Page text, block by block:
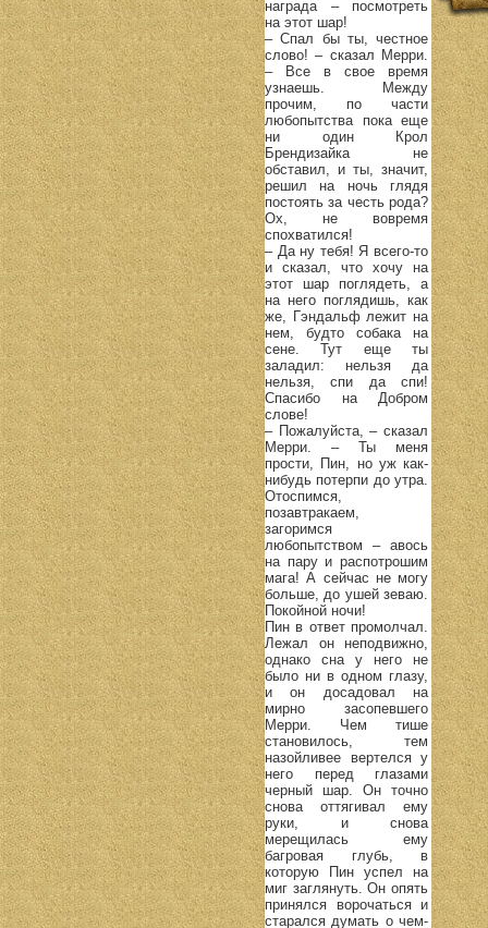
награда – посмотреть
на этот шар!
– Спал бы ты, честное
слово! – сказал Мерри.
– Все в свое время
узнаешь. Между
прочим, по части
любопытства пока еще
ни один Крол
Брендизайка не
обставил, и ты, значит,
решил на ночь глядя
постоять за честь рода?
Ох, не вовремя
спохватился!
– Да ну тебя! Я всего-то
и сказал, что хочу на
этот шар поглядеть, а
на него поглядишь, как
же, Гэндальф лежит на
нем, будто собака на
сене. Тут еще ты
заладил: нельзя да
нельзя, спи да спи!
Спасибо на Добром
слове!
– Пожалуйста, – сказал
Мерри. – Ты меня
прости, Пин, но уж как-
нибудь потерпи до утра.
Отоспимся,
позавтракаем,
загоримся
любопытством – авось
на пару и распотрошим
мага! А сейчас не могу
больше, до ушей зеваю.
Покойной ночи!
Пин в ответ промолчал.
Лежал он неподвижно,
однако сна у него не
было ни в одном глазу,
и он досадовал на
мирно засопевшего
Мерри. Чем тише
становилось, тем
назойливее вертелся у
него перед глазами
черный шар. Он точно
снова оттягивал ему
руки, и снова
мерещилась ему
багровая глубь, в
которую Пин успел на
миг заглянуть. Он опять
принялся ворочаться и
старался думать о чем-